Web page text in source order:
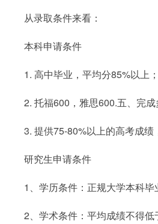
从录取条件来看：
本科申请条件
1. 高中毕业，平均分85%以上；
2. 托福600，雅思600.五、完成
3. 提供75-80%以上的高考成绩
研究生申请条件
1、学历条件：正规大学本科毕
2、学术条件：平均成绩不得